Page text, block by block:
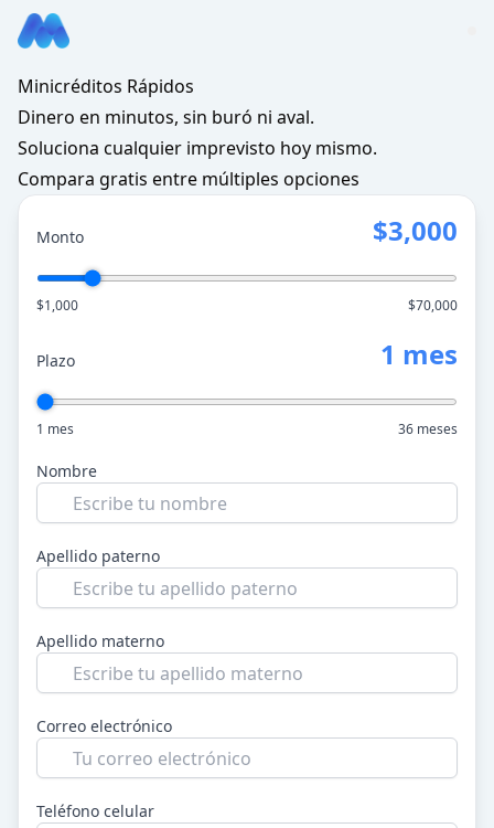
Minicréditos Rápidos
Dinero en minutos, sin buró ni aval.
Soluciona cualquier imprevisto hoy mismo.
Compara gratis entre múltiples opciones
Monto $3,000
$1,000 $70,000
Plazo 1 mes
1 mes 36 meses
Nombre
Apellido paterno
Apellido materno
Correo electrónico
Teléfono celular